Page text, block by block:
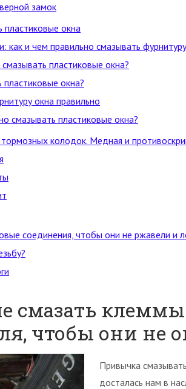
замок
окна
как и чем правильно смазывать
пластиковые окна?
окна?
окна правильно
смазывать пластиковые окна?
тормозных колодок. Медная и
соединения, чтобы они не ржавели и
смазать
чтобы они не
Привычка
досталась нам в